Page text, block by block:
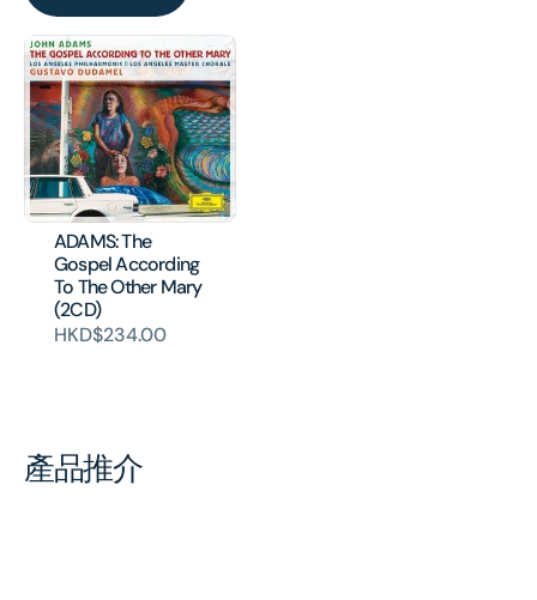
ADAMS: The
Gospel According
To The Other Mary
(2CD)
HKD$234.00
產品推介